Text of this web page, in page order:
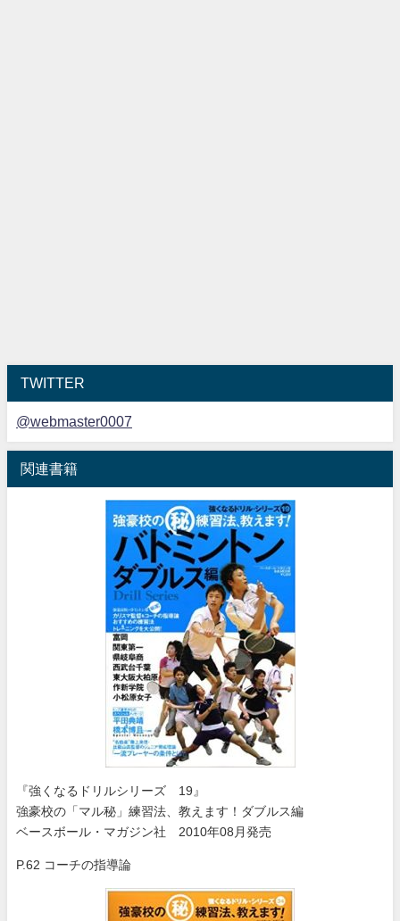
TWITTER
@webmaster0007
関連書籍
『強くなるドリルシリーズ 19』
強豪校の「マル秘」練習法、教えます！ダブルス編
ベースボール・マガジン社 2010年08月発売
P.62 コーチの指導論